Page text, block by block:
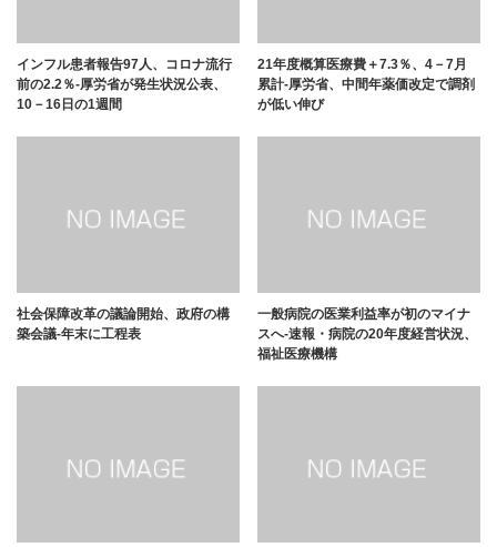
インフル患者報告97人、コロナ流行
前の2.2％-厚労省が発生状況公表、
10－16日の1週間
21年度概算医療費＋7.3％、4－7月
累計-厚労省、中間年薬価改定で調剤
が低い伸び
社会保障改革の議論開始、政府の構
築会議-年末に工程表
一般病院の医業利益率が初のマイナ
スへ-速報・病院の20年度経営状況、
福祉医療機構